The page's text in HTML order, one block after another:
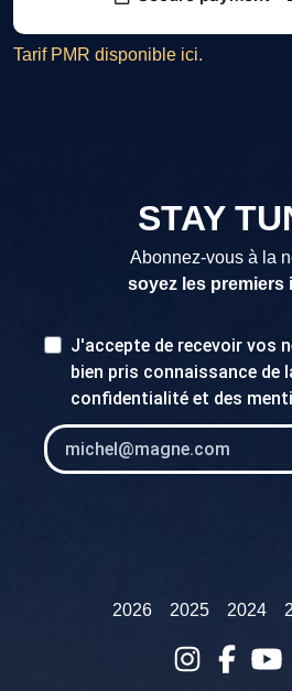
Tarif PMR disponible ici.
STAY
Abonnez-vous à la
soyez les premiers
J'accepte de recevoir vos
bien pris connaissance de
confidentialité et des
2026 2025 2024